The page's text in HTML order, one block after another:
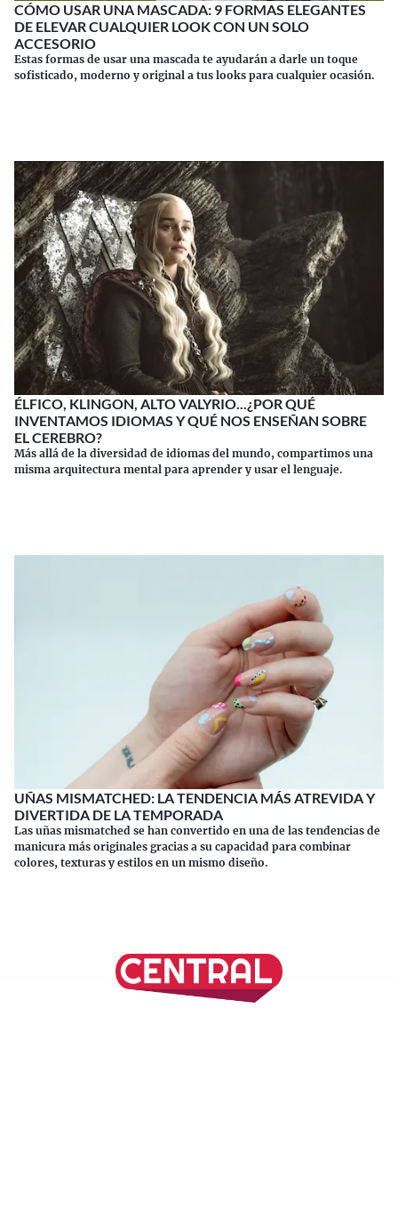
CÓMO USAR UNA MASCADA: 9 FORMAS ELEGANTES
DE ELEVAR CUALQUIER LOOK CON UN SOLO
ACCESORIO
Estas formas de usar una mascada te ayudarán a darle un toque
sofisticado, moderno y original a tus looks para cualquier ocasión.
ÉLFICO, KLINGON, ALTO VALYRIO...¿POR QUÉ
INVENTAMOS IDIOMAS Y QUÉ NOS ENSEÑAN SOBRE
EL CEREBRO?
Más allá de la diversidad de idiomas del mundo, compartimos una
misma arquitectura mental para aprender y usar el lenguaje.
UÑAS MISMATCHED: LA TENDENCIA MÁS ATREVIDA Y
DIVERTIDA DE LA TEMPORADA
Las uñas mismatched se han convertido en una de las tendencias de
manicura más originales gracias a su capacidad para combinar
colores, texturas y estilos en un mismo diseño.